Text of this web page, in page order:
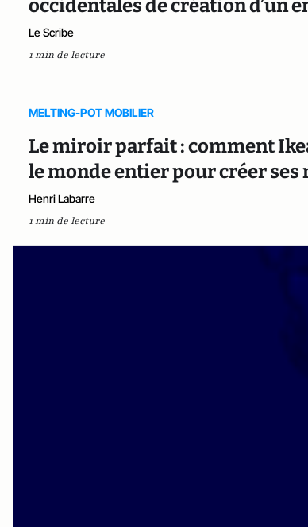
occidentales de création d’un
Le Scribe
1 min de lecture
MELTING-POT MOBILIER
Le miroir parfait : comment
le monde entier pour créer ses
Henri Labarre
1 min de lecture